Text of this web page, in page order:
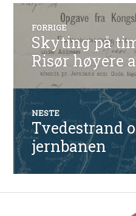
FORRIGE
Forrige
innlegg:
Skyting på
Risør høyere
NESTE
Neste
innlegg:
Tvedestrand
jernbanen